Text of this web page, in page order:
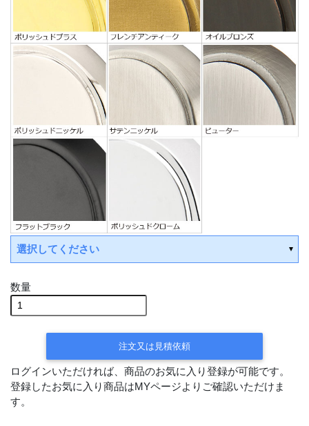
選択してください
数量
注文又は見積依頼
ログインいただければ、商品のお気に入り登録が可能です。
登録したお気に入り商品はMYページよりご確認いただけま
す。